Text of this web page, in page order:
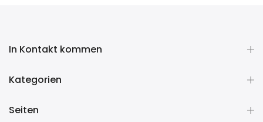
In Kontakt kommen
Kategorien
Seiten